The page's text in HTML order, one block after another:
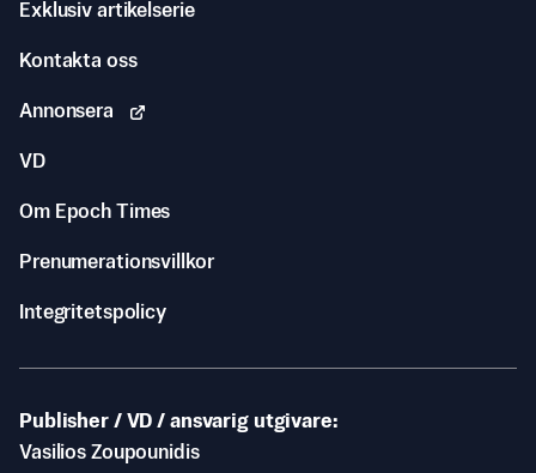
Exklusiv artikelserie
Kontakta oss
Annonsera
VD
Om Epoch Times
Prenumerationsvillkor
Integritetspolicy
Publisher / VD / ansvarig utgivare
Vasilios Zoupounidis